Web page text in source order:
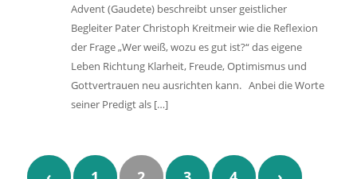
Advent (Gaudete) beschreibt unser geistlicher
Begleiter Pater Christoph Kreitmeir wie die Reflexion
der Frage „Wer weiß, wozu es gut ist?“ das eigene
Leben Richtung Klarheit, Freude, Optimismus und
Gottvertrauen neu ausrichten kann. Anbei die Worte
seiner Predigt als […]